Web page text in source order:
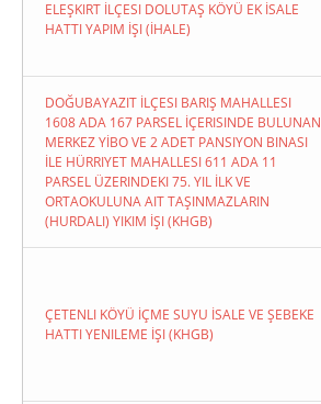
ELEŞKIRT İLÇESI DOLUTAŞ KÖYÜ EK İSALE
HATTI YAPIM İŞI (İHALE)
DOĞUBAYAZIT İLÇESI BARIŞ MAHALLESI
1608 ADA 167 PARSEL İÇERISINDE BULUNAN
MERKEZ YİBO VE 2 ADET PANSIYON BINASI
İLE HÜRRIYET MAHALLESI 611 ADA 11
PARSEL ÜZERINDEKI 75. YIL İLK VE
ORTAOKULUNA AIT TAŞINMAZLARIN
(HURDALI) YIKIM İŞI (KHGB)
ÇETENLI KÖYÜ İÇME SUYU İSALE VE ŞEBEKE
HATTI YENILEME İŞI (KHGB)